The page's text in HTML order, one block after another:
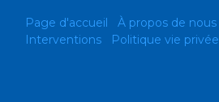
Page d'accueil À propos de nous
Interventions
Politique vie privée